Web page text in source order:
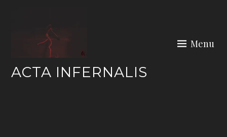
ACTA INFERNALIS
Menu